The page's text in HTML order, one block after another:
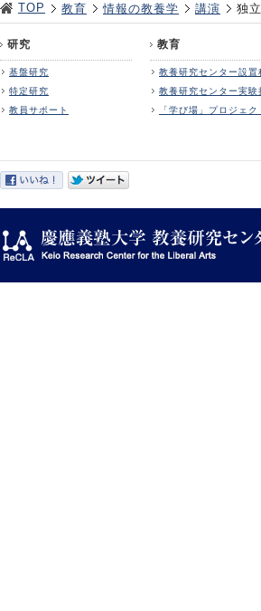
TOP 教育 情報の教養学 講演 独
研究
基盤研究
特定研究
教員サポート
教育
教養研究センター設置
教養研究センター実験
「学び場」プロジェク